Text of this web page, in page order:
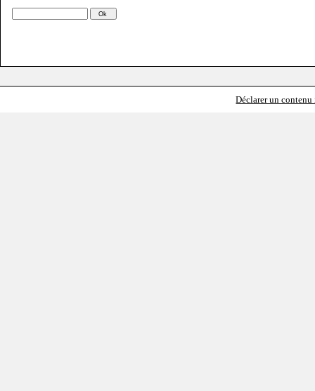
Déclarer un